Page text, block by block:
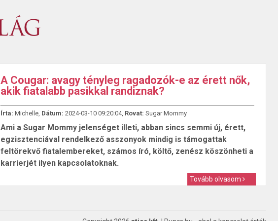
A Cougar: avagy tényleg ragadozók-e az érett nők,
akik fiatalabb pasikkal randiznak?
Írta: Michelle, Dátum: 2024-03-10 09:20:04, Rovat: Sugar Mommy
Ami a Sugar Mommy jelenséget illeti, abban sincs semmi új, érett,
egzisztenciával rendelkező asszonyok mindig is támogattak
feltörekvő fiatalembereket, számos író, költő, zenész köszönheti a
karrierjét ilyen kapcsolatoknak.
Tovább olvasom